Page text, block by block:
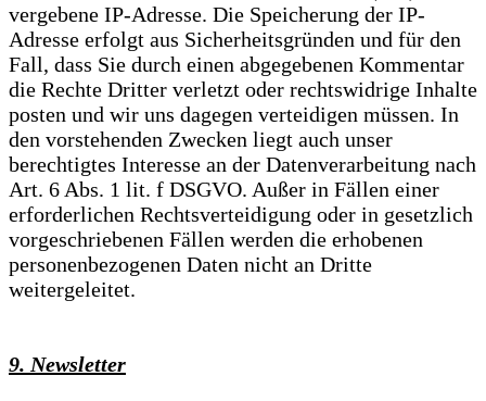
vergebene IP-Adresse. Die Speicherung der IP-
Adresse erfolgt aus Sicherheitsgründen und für den
Fall, dass Sie durch einen abgegebenen Kommentar
die Rechte Dritter verletzt oder rechtswidrige Inhalte
posten und wir uns dagegen verteidigen müssen. In
den vorstehenden Zwecken liegt auch unser
berechtigtes Interesse an der Datenverarbeitung nach
Art. 6 Abs. 1 lit. f DSGVO. Außer in Fällen einer
erforderlichen Rechtsverteidigung oder in gesetzlich
vorgeschriebenen Fällen werden die erhobenen
personenbezogenen Daten nicht an Dritte
weitergeleitet.
9. Newsletter